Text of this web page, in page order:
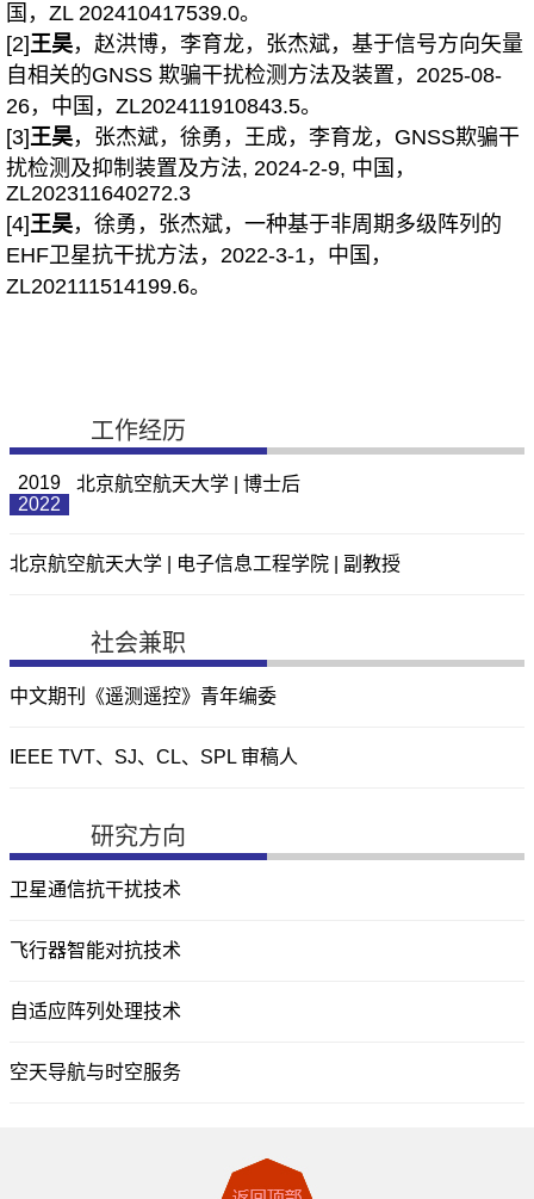
国，ZL 202410417539.0。
[2]王昊，赵洪博，李育龙，张杰斌，基于信号方向矢量
自相关的GNSS 欺骗干扰检测方法及装置，2025-08-
26，中国，ZL202411910843.5。
[3]王昊，张杰斌，徐勇，王成，李育龙，GNSS欺骗干
扰检测及抑制装置及方法, 2024-2-9, 中国，
ZL202311640272.3
[4]王昊，徐勇，张杰斌，一种基于非周期多级阵列的
EHF卫星抗干扰方法，2022-3-1，中国，
ZL202111514199.6。
工作经历
2019
2022
北京航空航天大学 | 博士后
北京航空航天大学 | 电子信息工程学院 | 副教授
社会兼职
中文期刊《遥测遥控》青年编委
IEEE TVT、SJ、CL、SPL 审稿人
研究方向
卫星通信抗干扰技术
飞行器智能对抗技术
自适应阵列处理技术
空天导航与时空服务